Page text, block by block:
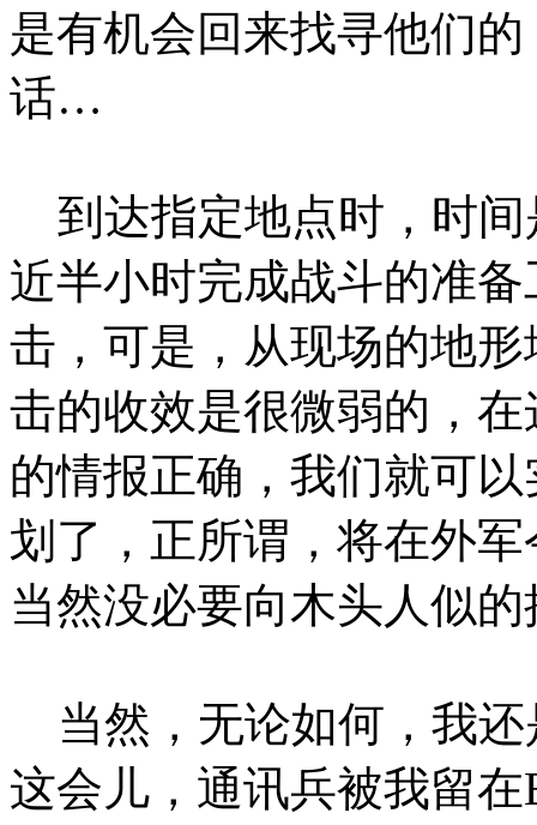
是有机会回来找寻他们
话…
到达指定地点时，时间
近半小时完成战斗的准
击，可是，从现场的地
击的收效是很微弱的，
的情报正确，我们就可
划了，正所谓，将在外
当然没必要向木头人似
当然，无论如何，我还
这会儿，通讯兵被我留